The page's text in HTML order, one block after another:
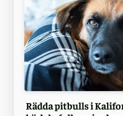
Rädda pitbulls i